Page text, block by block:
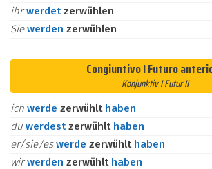
ihrwerdetzerwühlen
Siewerden zerwühlen
Congiuntivo I Futuro
Konjunktiv I Futur II
ich werde zerwühlt haben
du werdestzerwühlt haben
er/sie/eswerde zerwühlt haben
wirwerden zerwühlt haben